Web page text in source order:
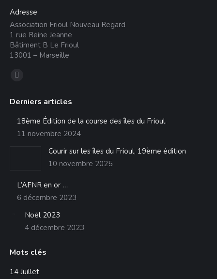
Adresse
Association Frioul Nouveau Regard
1 rue Reine Jeanne
Bâtiment B Le Frioul
13001 – Marseille
Trouvez nous sur :
La
Facebook
s'ouvre
dans
Derniers articles
18ème Édition de la course des îles du Frioul.
11 novembre 2024
Courir sur les îles du Frioul, 19ème édition
10 novembre 2025
L’AFNR en or …
6 décembre 2023
Noël 2023
4 décembre 2023
Mots clés
14 Juillet